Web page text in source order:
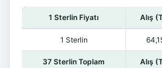
1 Sterlin Fiyatı Alış
1 Sterlin
37 Sterlin Toplam Alış